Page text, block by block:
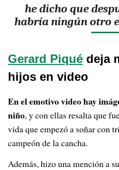
he dicho que
habría ningún otro
Gerard Piqué deja
hijos en video
En el emotivo video hay
niño, y con ellas resalta que
vida que empezó a soñar con
campeón de la cancha.
Además, hizo una mención a